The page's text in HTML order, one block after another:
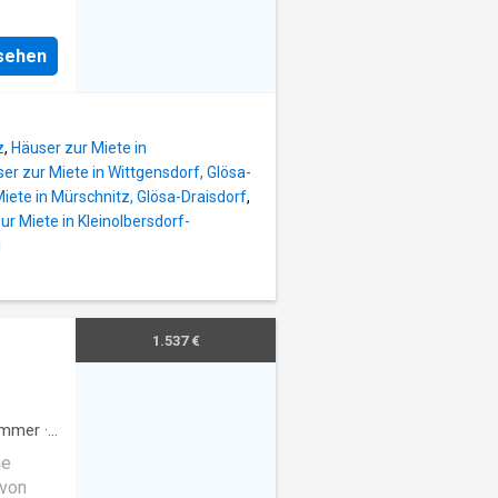
mit
die
ein
, Häuser zur Miete in
zur Miete in Wittgensdorf, Glösa-
in Mürschnitz, Glösa-Draisdorf,
Miete in Kleinolbersdorf-
·
1.537 €